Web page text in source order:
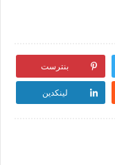
بنترست
لينكدين